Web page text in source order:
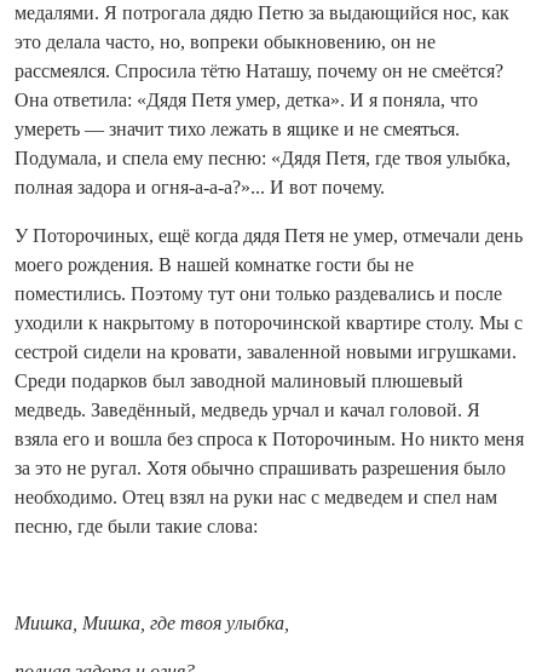
медалями. Я потрогала дядю Петю за выдающийся нос, как
это делала часто, но, вопреки обыкновению, он не
рассмеялся. Спросила тётю Наташу, почему он не смеётся?
Она ответила: «Дядя Петя умер, детка». И я поняла, что
умереть — значит тихо лежать в ящике и не смеяться.
Подумала, и спела ему песню: «Дядя Петя, где твоя улыбка,
полная задора и огня-а-а-а?»... И вот почему.
У Поторочиных, ещё когда дядя Петя не умер, отмечали день
моего рождения. В нашей комнатке гости бы не
поместились. Поэтому тут они только раздевались и после
уходили к накрытому в поторочинской квартире столу. Мы с
сестрой сидели на кровати, заваленной новыми игрушками.
Среди подарков был заводной малиновый плюшевый
медведь. Заведённый, медведь урчал и качал головой. Я
взяла его и вошла без спроса к Поторочиным. Но никто меня
за это не ругал. Хотя обычно спрашивать разрешения было
необходимо. Отец взял на руки нас с медведем и спел нам
песню, где были такие слова:
Мишка, Мишка, где твоя улыбка,